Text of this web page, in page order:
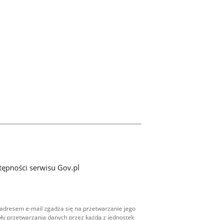
serwisu Gov.pl
e-mail zgadza się na przetwarzanie jego
przetwarzania danych przez każdą z jednostek